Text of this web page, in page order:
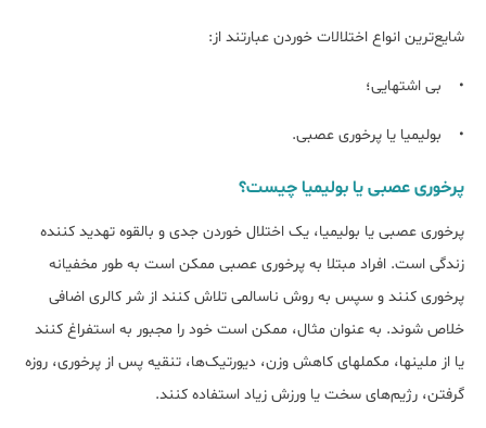
شایع‌ترین انواع اختلالات خوردن عبارتند از:
• بی اشتهایی؛
• بولیمیا یا پرخوری عصبی.
پرخوری عصبی یا بولیمیا چیست؟
پرخوری عصبی یا بولیمیا، یک اختلال خوردن جدی و بالقوه تهدید کننده
زندگی است. افراد مبتلا به پرخوری عصبی ممکن است به طور مخفیانه
پرخوری کنند و سپس به روش ناسالمی تلاش ‌کنند از شر کالری اضافی
خلاص شوند. به عنوان مثال، ممکن است خود را مجبور به استفراغ کنند
یا از ملین‎ها، مکمل‎های کاهش وزن، دیورتیک‌ها، تنقیه پس از پرخوری، روزه
گرفتن، رژیم‌های سخت یا ورزش زیاد استفاده کنند.